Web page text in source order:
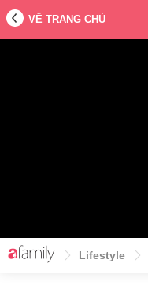
VỀ TRANG CHỦ
Lifestyle